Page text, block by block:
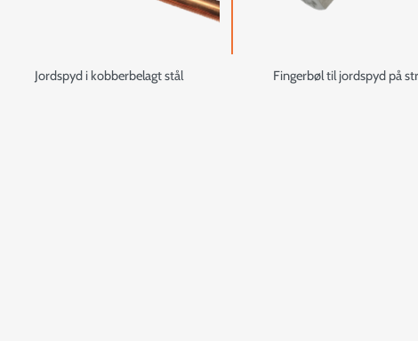
Jordspyd i kobberbelagt stål Fingerbøl til jordspyd på